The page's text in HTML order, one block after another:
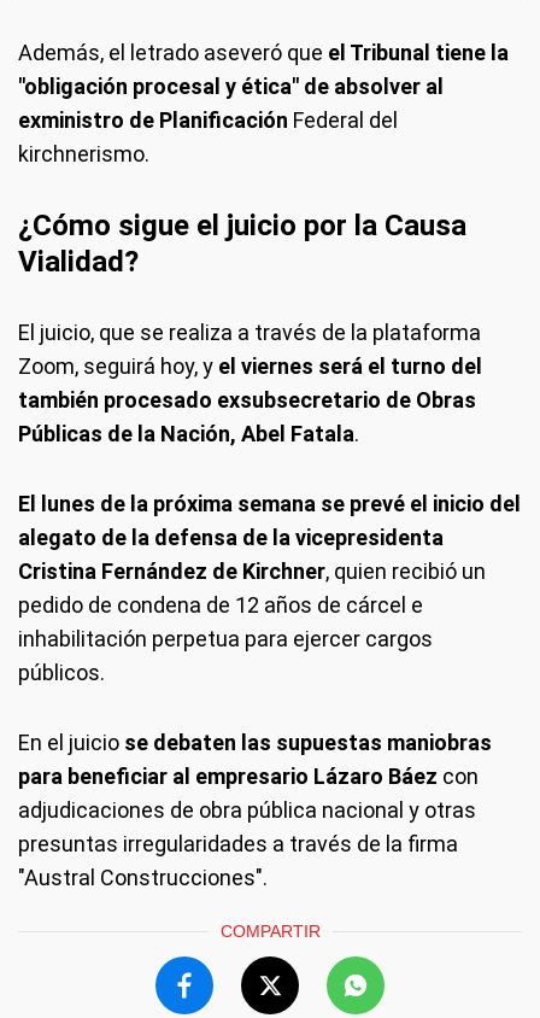
Además, el letrado aseveró que el Tribunal tiene la
"obligación procesal y ética" de absolver al
exministro de Planificación Federal del
kirchnerismo.
¿Cómo sigue el juicio por la Causa
Vialidad?
El juicio, que se realiza a través de la plataforma
Zoom, seguirá hoy, y el viernes será el turno del
también procesado exsubsecretario de Obras
Públicas de la Nación, Abel Fatala.
El lunes de la próxima semana se prevé el inicio del
alegato de la defensa de la vicepresidenta
Cristina Fernández de Kirchner, quien recibió un
pedido de condena de 12 años de cárcel e
inhabilitación perpetua para ejercer cargos
públicos.
En el juicio se debaten las supuestas maniobras
para beneficiar al empresario Lázaro Báez con
adjudicaciones de obra pública nacional y otras
presuntas irregularidades a través de la firma
"Austral Construcciones".
COMPARTIR